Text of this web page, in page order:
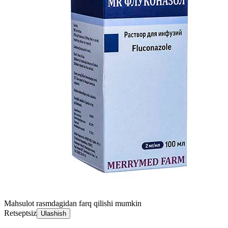
Mahsulot rasmdagidan farq qilishi mumkin
Retseptsiz Ulashish